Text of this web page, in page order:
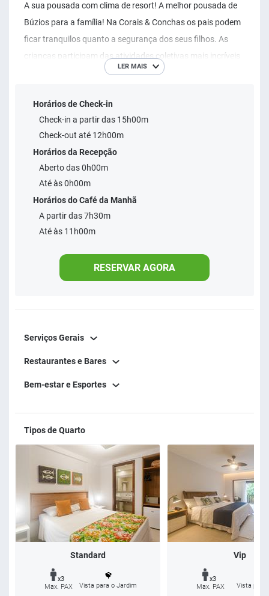
A sua pousada com clima de resort! A melhor pousada de
Búzios para a família! Na Corais & Conchas os pais podem
ficar tranquilos quanto a segurança dos seus filhos. As
crianças participam das atividades coletivas mais incríveis
durante todo o dia junto com a melhor equipe de recreação,
LER MAIS
Horários de Check-in
Check-in a partir das 15h00m
Check-out até 12h00m
Horários da Recepção
Aberto das 0h00m
Até às 0h00m
Horários do Café da Manhã
A partir das 7h30m
Até às 11h00m
RESERVAR AGORA
Serviços Gerais
Restaurantes e Bares
Bem-estar e Esportes
Tipos de Quarto
Standard
x3
Max. PAX
Vista para o Jardim
Vip
x3
Max. PAX
Vista para